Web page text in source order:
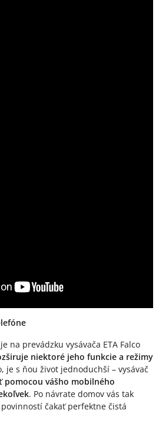
na prevádzku vysávača ETA Falco
niektoré jeho funkcie a režimy
je s ňou život jednoduchší – vysávač
pomocou vášho mobilného
. Po návrate domov vás tak
čakať perfektne čistá